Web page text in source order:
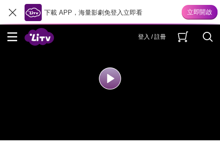
下載 APP，海量影劇免登入立即看
登入 / 註冊
「頻道+看片」每月只要 $199？